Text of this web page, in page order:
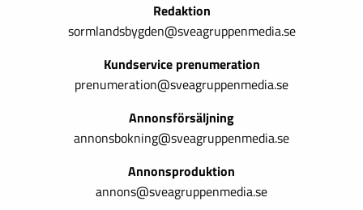
Redaktion
sormlandsbygden@sveagruppenmedia.se
Kundservice prenumeration
prenumeration@sveagruppenmedia.se
Annonsförsäljning
annonsbokning@sveagruppenmedia.se
Annonsproduktion
annons@sveagruppenmedia.se